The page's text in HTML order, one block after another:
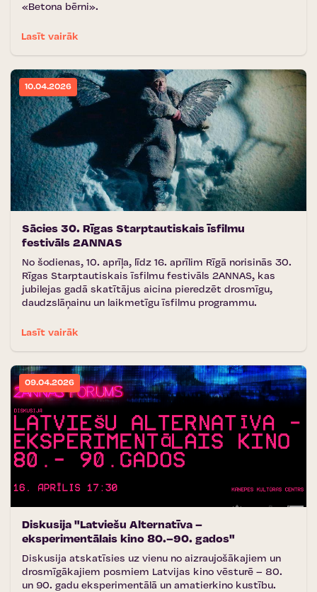
«Betona bērni».
Lasīt vairāk
10.04.2026
Sācies 30. Rīgas Starptautiskais īsfilmu
festivāls 2ANNAS
No šodienas, 10. aprīļa, līdz 16. aprīlim Rīgā norisinās 30.
Rīgas Starptautiskais īsfilmu festivāls 2ANNAS, kas
jubilejas gadā skatītājus aicina pieredzēt drosmīgu,
daudzslāņainu un laikmetīgu īsfilmu programmu.
Lasīt vairāk
09.04.2026
Diskusija "Latviešu Alternatīva –
eksperimentālais kino 80.–90. gados"
Diskusija atskatīsies uz vienu no aizraujošākajiem un
drosmīgākajiem posmiem Latvijas kino vēsturē – 80.
un 90. gadu eksperimentālā un amatierkino kustību.